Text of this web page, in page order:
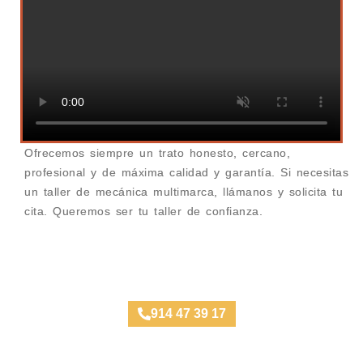
Ofrecemos siempre un trato honesto, cercano,
profesional y de máxima calidad y garantía. Si necesitas
un taller de mecánica multimarca, llámanos y solicita tu
cita. Queremos ser tu taller de confianza.
914 47 39 17